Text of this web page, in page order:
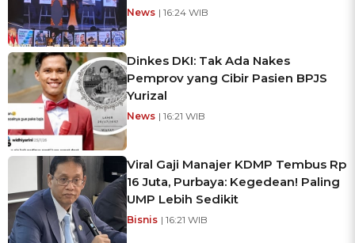
News | 16:24 WIB
Dinkes DKI: Tak Ada Nakes
Pemprov yang Cibir Pasien BPJS
Yurizal
News | 16:21 WIB
Viral Gaji Manajer KDMP Tembus Rp
16 Juta, Purbaya: Kegedean! Paling
UMP Lebih Sedikit
Bisnis | 16:21 WIB